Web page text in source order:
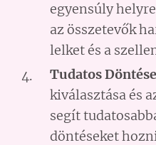
egyensúly
az összetevők
lelket és a
Tudatos
kiválasztása és
segít
döntéseket